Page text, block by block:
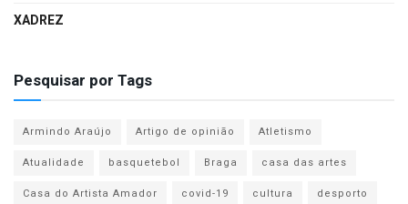
XADREZ
Pesquisar por Tags
Armindo Araújo Artigo de opinião
Atletismo
Atualidade
basquetebol Braga
casa das artes
Casa do Artista Amador
covid-19 cultura
desporto